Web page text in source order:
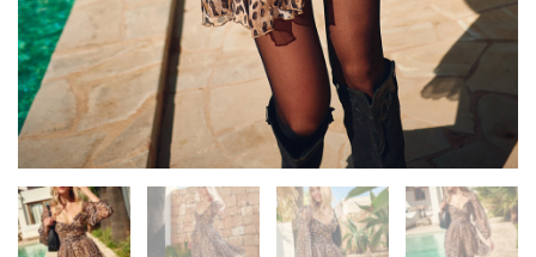
Legg til ønskeliste